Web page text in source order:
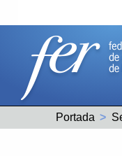
Portada